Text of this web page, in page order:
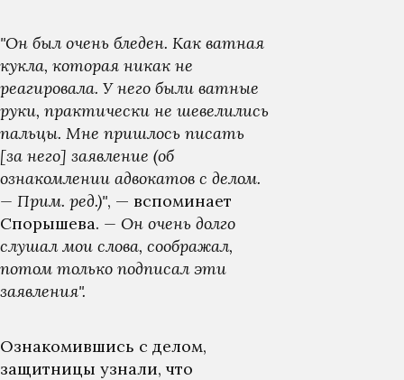
"Он был очень бледен. Как ватная
кукла, которая никак не
реагировала. У него были ватные
руки, практически не шевелились
пальцы. Мне пришлось писать
[за него] заявление (об
ознакомлении адвокатов с делом.
— Прим. ред.)", — вспоминает
Спорышева. — Он очень долго
слушал мои слова, соображал,
потом только подписал эти
заявления".
Ознакомившись с делом,
защитницы узнали, что